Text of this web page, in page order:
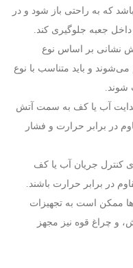
که به راحتی باز شود و در
جعبه جلوگیری کند.
نشانی بر اساس نوع
و باید متناسب با نوع
آب یا کف به سمت آتش
در برابر حرارت و فشار
کنترل جریان آب یا کف
در برابر حرارت باشند.
ممکن است به تجهیزات
و چراغ قوه نیز مجهز